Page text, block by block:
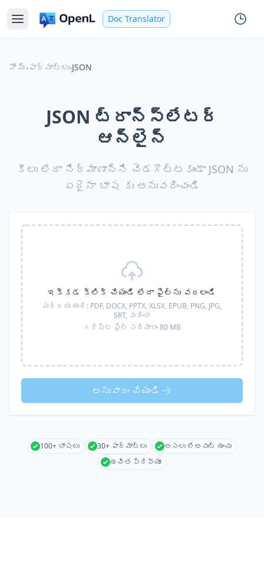
Doc Translator
హోమ్›ఫార్మాట్లు›JSON
JSON ట్రాన్స్‌లేటర్
ఆన్‌లైన్
కీలు లేదా నిర్మాణాన్ని చెడగొట్టకుండా JSON ను
ఏదైనా భాష కు అనువదించండి
ఇక్కడ క్లిక్ చేయండి లేదా ఫైల్‌ను వదలండి
మద్దతు ఉంది: PDF, DOCX, PPTX, XLSX, EPUB, PNG, JPG,
SRT, మరింత
గరిష్ట ఫైల్ పరిమాణం 80 MB
అనువాదం చేయండి
100+ భాషలు 30+ ఫార్మాట్లు
అసలు లేఅవుట్ ఉంచు
ఉచిత ప్రివ్యూ